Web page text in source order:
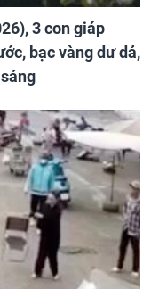
3 con giáp
bạc vàng dư dả,